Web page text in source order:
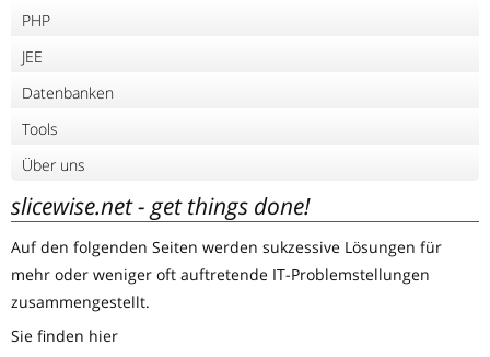
PHP
JEE
Datenbanken
Tools
Über uns
slicewise.net - get things done!
Auf den folgenden Seiten werden sukzessive Lösungen für
mehr oder weniger oft auftretende IT-Problemstellungen
zusammengestellt.
Sie finden hier